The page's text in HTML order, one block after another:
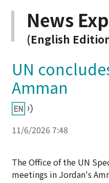
News
(English
UN
Amman
11/6/2026 7:48
The Office of the UN
meetings in Jordan's